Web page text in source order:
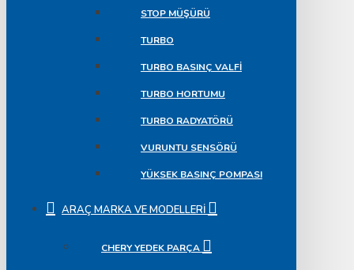
STOP MÜŞÜRÜ
TURBO
TURBO BASINÇ VALFI
TURBO HORTUMU
TURBO RADYATÖRÜ
VURUNTU SENSÖRÜ
YÜKSEK BASINÇ POMPASI
ARAÇ MARKA VE MODELLERI
CHERY YEDEK PARÇA